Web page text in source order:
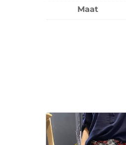
Maat